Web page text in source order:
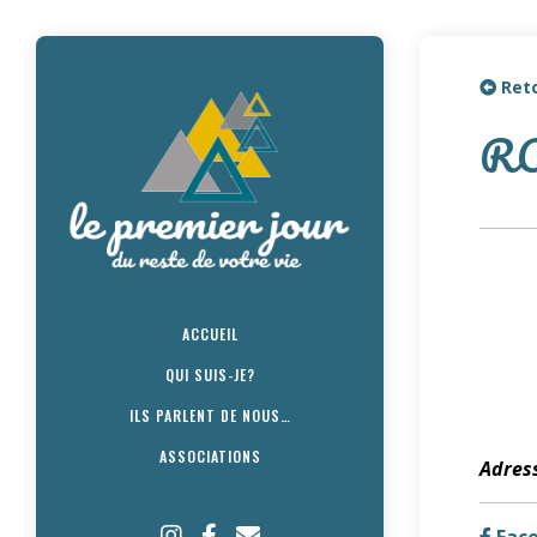
ACCUEIL
QUI SUIS-JE?
ILS PARLENT DE NOUS…
ASSOCIATIONS